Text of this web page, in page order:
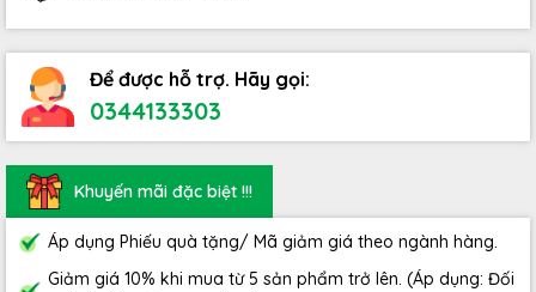
Để được hỗ trợ. Hãy gọi:
0344133303
Khuyến mãi đặc biệt !!!
Áp dụng Phiếu quà tặng/ Mã giảm giá theo ngành hàng.
Giảm giá 10% khi mua từ 5 sản phẩm trở lên. (Áp dụng: Đối